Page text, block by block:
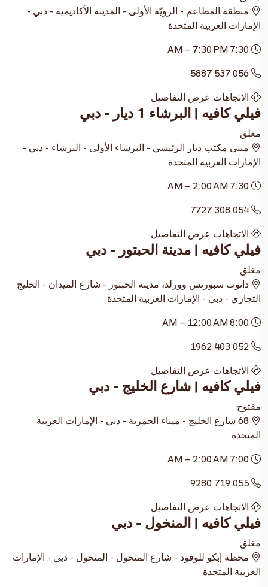
منطقة المطاعم - الرويّة الأولى - المدينة الأكاديمية - دبي -
الإمارات العربية المتحدة
056 537 5887
الاتجاهات عرض التفاصيل
فيلي كافيه | البرشاء 1 ديار - دبي
مغلق
مبنى مكتب ديار الرئيسي - البرشاء الأولى - البرشاء - دبي -
الإمارات العربية المتحدة
054 308 7727
الاتجاهات عرض التفاصيل
فيلي كافيه | مدينة الحبتور - دبي
مغلق
دانوب سبورتس وورلد، مدينة الحبتور - شارع الميدان - الخليج
التجاري - دبي - الإمارات العربية المتحدة
052 403 1962
الاتجاهات عرض التفاصيل
فيلي كافيه | شارع الخليج - دبي
مفتوح
68 شارع الخليج - ميناء الحمرية - دبي - الإمارات العربية
المتحدة
055 719 9280
الاتجاهات عرض التفاصيل
فيلي كافيه | المنخول - دبي
مغلق
محطة إبكو للوقود - شارع المنخول - المنخول - دبي - الإمارات
العربية المتحدة